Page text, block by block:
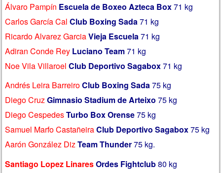
Álvaro Pampín Escuela de Boxeo Azteca Box71 kg
Carlos García Cal Club Boxing Sada71 kg
Ricardo Alvarez GarciaVieja Escuela71 kg
Adiran Conde Rey Luciano Team71 kg
Noe Vila Villaroel Club Deportivo Sagabox71 kg
Andrés Leira BarreiroClub Boxing Sada75 kg
Diego CruzGimnasio Stadium de Arteixo 75 kg
Diego CespedesTurbo Box Orense75 kg
Samuel Marfo CastañeiraClub Deportivo Sagabox75 kg
Aarón González DizTeam Thunder75 kg.
Santiago Lopez LinaresOrdes Fightclub80 kg